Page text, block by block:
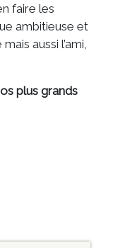
faire les
ambitieuse et
aussi l’ami,
plus grands